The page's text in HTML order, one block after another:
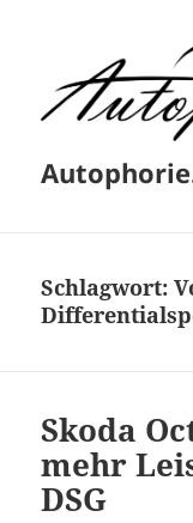
Schlagwort:
Skoda
mehr
DSG